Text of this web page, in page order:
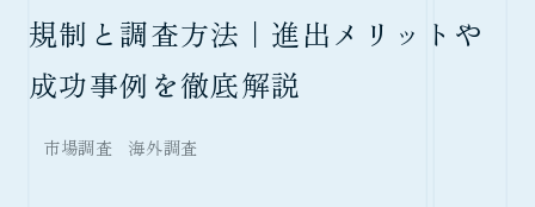
規制と調査方法｜進出メリットや
成功事例を徹底解説
市場調査 海外調査